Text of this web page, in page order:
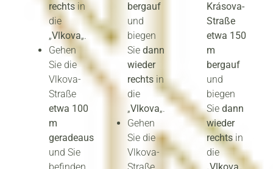
rechts in
die
„Vlkova„.
Gehen
Sie die
Vlkova-
Straße
etwa 100
m
geradeaus
und Sie
bergauf
und
biegen
Siedann
wieder
rechts in
die
„Vlkova„.
Gehen
Sie die
Vlkova-
Krásova-
Straße
etwa 150
m
bergauf
und
biegen
Sie dann
wieder
rechtsin
die